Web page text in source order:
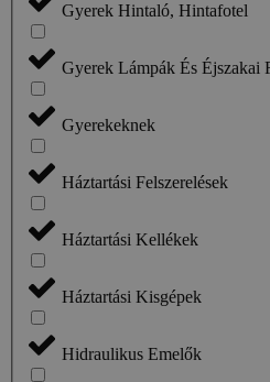
Gyerek Hintaló, Hintafotel
Gyerek Lámpák És Éjszakai
Gyerekeknek
Háztartási Felszerelések
Háztartási Kellékek
Háztartási Kisgépek
Hidraulikus Emelők